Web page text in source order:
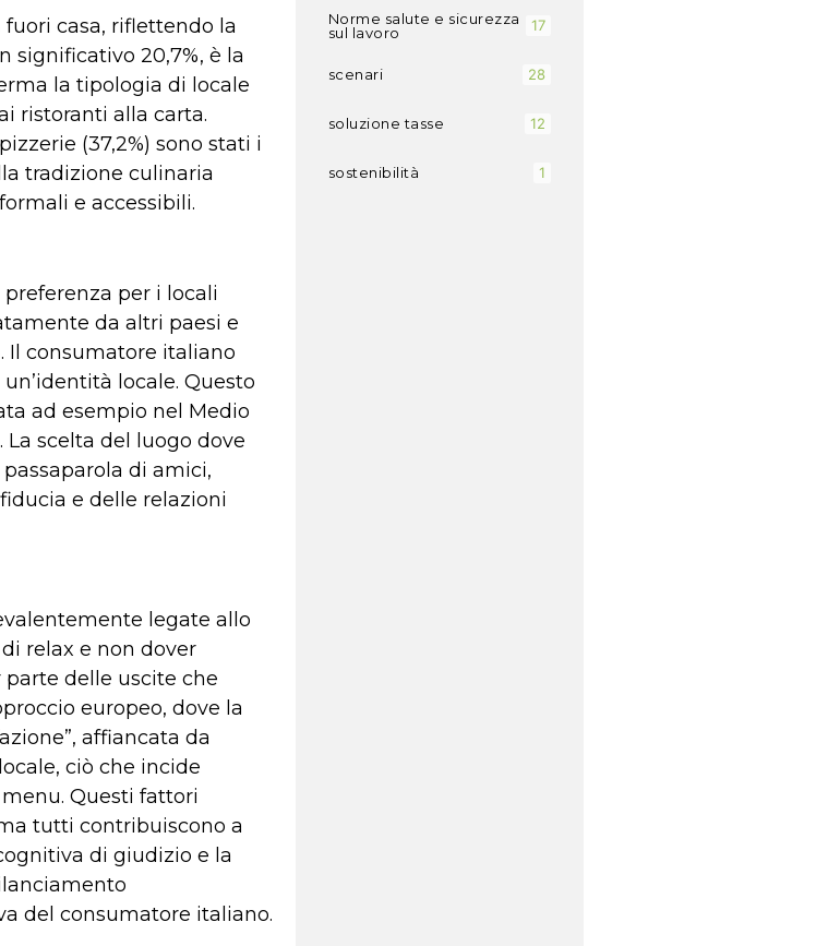
casa, riflettendo la
significativo 20,7%, è la
la tipologia di locale
ristoranti alla carta.
(37,2%) sono stati i
tradizione culinaria
e accessibili.
per i locali
da altri paesi e
Il consumatore italiano
locale. Questo
ad esempio nel Medio
scelta del luogo dove
di amici,
e delle relazioni
legate allo
relax e non dover
delle uscite che
europeo, dove la
affiancata da
ciò che incide
Questi fattori
tutti contribuiscono a
di giudizio e la
del consumatore italiano.
Norme salute e sicurezza
sul lavoro
17
scenari 28
soluzione tasse 12
sostenibilità 1